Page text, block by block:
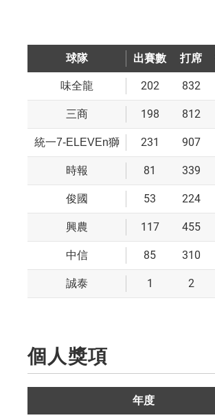
球隊 出賽數 打席
味全龍 202 832
三商 198 812
統一7-ELEVEn獅 231 907
時報 81 339
俊國 53 224
興農 117 455
中信 85 310
誠泰 1 2
個人獎項
年度